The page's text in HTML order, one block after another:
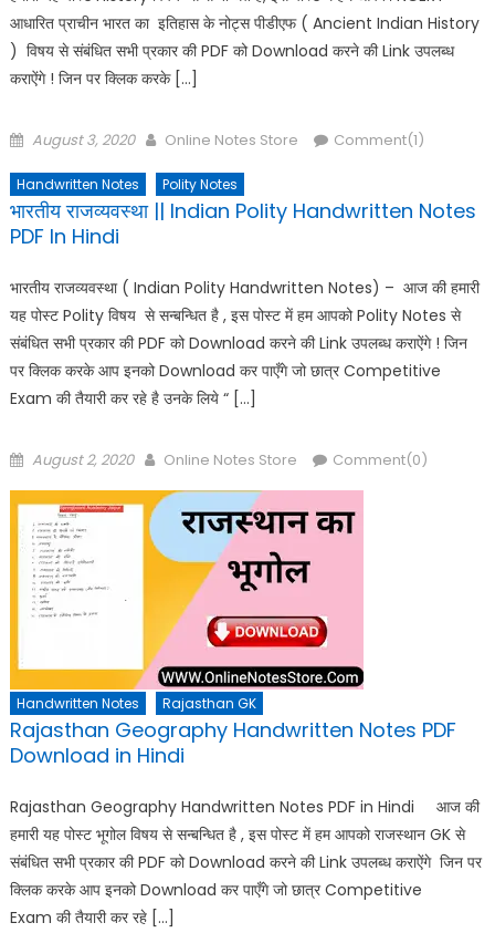
आधारित प्राचीन भारत का इतिहास के नोट्स पीडीएफ ( Ancient Indian History
) विषय से संबंधित सभी प्रकार की PDF को Download करने की Link उपलब्ध
कराऐंगे ! जिन पर क्लिक करके […]
Posted
August 3, 2020 Author
Online Notes Store Comment(1)
Handwritten Notes Polity Notes
भारतीय राजव्यवस्था || Indian Polity Handwritten Notes
PDF In Hindi
भारतीय राजव्यवस्था ( Indian Polity Handwritten Notes) – आज की हमारी
यह पोस्ट Polity विषय से सन्बन्धित है , इस पोस्ट में हम आपको Polity Notes से
संबंधित सभी प्रकार की PDF को Download करने की Link उपलब्ध कराऐंगे ! जिन
पर क्लिक करके आप इनको Download कर पाएँगे जो छात्र Competitive
Exam की तैयारी कर रहे है उनके लिये “ […]
Posted
August 2, 2020 Author
Online Notes Store Comment(0)
Handwritten Notes Rajasthan GK
Rajasthan Geography Handwritten Notes PDF
Download in Hindi
Rajasthan Geography Handwritten Notes PDF in Hindi आज की
हमारी यह पोस्ट भूगोल विषय से सन्बन्धित है , इस पोस्ट में हम आपको राजस्थान GK से
संबंधित सभी प्रकार की PDF को Download करने की Link उपलब्ध कराऐंगे जिन पर
क्लिक करके आप इनको Download कर पाएँगे जो छात्र Competitive
Exam की तैयारी कर रहे […]